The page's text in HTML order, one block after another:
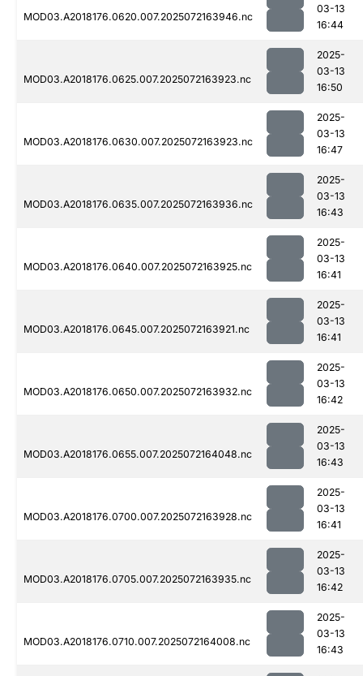
MOD03.A2018176.0620.007.2025072163946.nc
03-13
16:44
MOD03.A2018176.0625.007.2025072163923.nc
2025-
03-13
16:50
MOD03.A2018176.0630.007.2025072163923.nc
2025-
03-13
16:47
MOD03.A2018176.0635.007.2025072163936.nc
2025-
03-13
16:43
MOD03.A2018176.0640.007.2025072163925.nc
2025-
03-13
16:41
MOD03.A2018176.0645.007.2025072163921.nc
2025-
03-13
16:41
MOD03.A2018176.0650.007.2025072163932.nc
2025-
03-13
16:42
MOD03.A2018176.0655.007.2025072164048.nc
2025-
03-13
16:43
MOD03.A2018176.0700.007.2025072163928.nc
2025-
03-13
16:41
MOD03.A2018176.0705.007.2025072163935.nc
2025-
03-13
16:42
MOD03.A2018176.0710.007.2025072164008.nc
2025-
03-13
16:43